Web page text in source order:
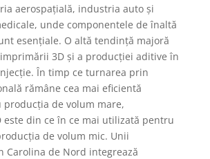
aerospațială, industria auto și
unde componentele de înaltă
esențiale. O altă tendință majoră
3D și a producției aditive în
În timp ce turnarea prin
rămâne cea mai eficientă
producția de volum mare,
este din ce în ce mai utilizată pentru
de volum mic. Unii
Carolina de Nord integrează